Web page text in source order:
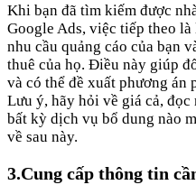
Khi bạn đã tìm kiếm được
Google Ads, việc tiếp theo
nhu cầu quảng cáo của bạn
thuê của họ. Điều này giúp
và có thể đề xuất phương án
Lưu ý, hãy hỏi về giá cả,
bất kỳ dịch vụ bổ dung nào
về sau này.
3.Cung cấp thông tin